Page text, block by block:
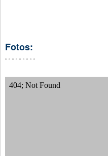
Fotos: